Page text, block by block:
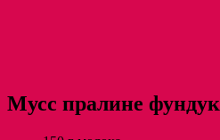
Мусс пралине фундук